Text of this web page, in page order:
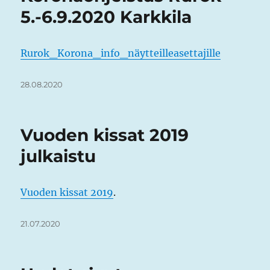
5.-6.9.2020 Karkkila
Rurok_Korona_info_näytteilleasettajille
Julkaistu
28.08.2020
Vuoden kissat 2019
julkaistu
Vuoden kissat 2019.
Julkaistu
21.07.2020